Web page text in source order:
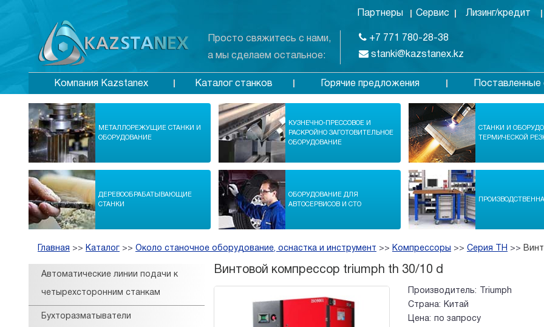
Просто свяжитесь с нами,
а мы сделаем остальное:
Партнеры Сервис Лизинг/кредит
+7 771 780-28-38
stanki@kazstanex.kz
Компания Kazstanex Каталог станков Горячие предложения Поставленные
МЕТАЛЛОРЕЖУЩИЕ СТАНКИ И
ОБОРУДОВАНИЕ
КУЗНЕЧНО-ПРЕССОВОЕ И
РАСКРОЙНО ЗАГОТОВИТЕЛЬНОЕ
ОБОРУДОВАНИЕ
СТАНКИ И
ТЕРМИЧЕСКОЙ
ДЕРЕВООБРАБАТЫВАЮЩИЕ
СТАНКИ
ОБОРУДОВАНИЕ ДЛЯ
АВТОСЕРВИСОВ И СТО
Главная >> Каталог >> Около станочное оборудование, оснастка и инструмент >> Компрессоры >> Серия TH >>
Автоматические линии подачи к
четырехсторонним станкам
Бухторазматыватели
Винтовой компрессор triumph th 30/10 d
Производитель:
Triumph
Страна:
Китай
Цена: по запросу